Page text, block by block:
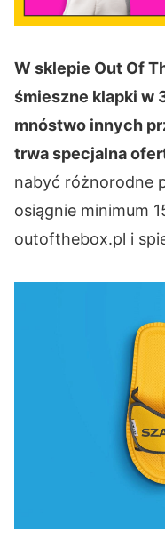
W sklepie Out Of
śmieszne klapki w
mnóstwo innych
trwa specjalna
nabyć różnorodne
osiągnie minimum
outofthebox.pl i